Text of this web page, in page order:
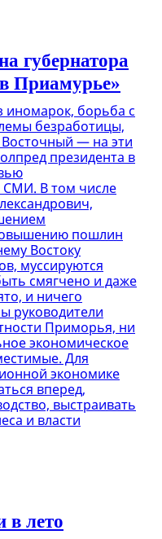
губернатора
Приамурье»
борьба с
безработицы,
— на эти
президента в
В том числе
пошлин
Востоку
муссируются
смягчено и даже
и ничего
руководители
Приморья, ни
экономическое
Для
экономике
вперед,
выстраивать
и власти
в лето